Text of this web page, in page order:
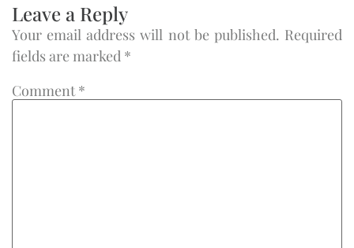
Leave a Reply
Your email address will not be published. Required
fields are marked *
Comment*